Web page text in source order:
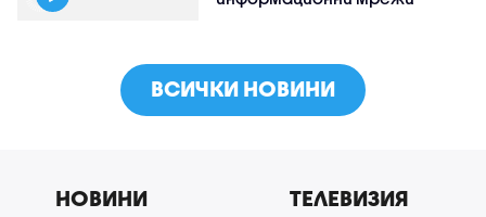
ВСИЧКИ НОВИНИ
НОВИНИ ТЕЛЕВИЗИЯ